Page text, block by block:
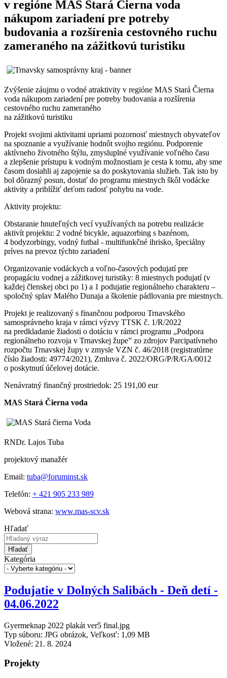
v regióne MAS Stará Čierna voda
nákupom zariadení pre potreby
budovania a rozšírenia cestovného ruchu
zameraného na zážitkovú turistiku
Zvýšenie záujmu o vodné atraktivity v regióne MAS Stará Čierna
voda nákupom zariadení pre potreby budovania a rozšírenia
cestovného ruchu zameraného
na zážitkovú turistiku
Projekt svojimi aktivitami upriami pozornosť miestnych obyvateľov
na spoznanie a využívanie hodnôt svojho regiónu. Podporenie
aktívneho životného štýlu, zmysluplné využívanie voľného času
a zlepšenie prístupu k vodným možnostiam je cesta k tomu, aby sme
časom dosiahli aj zapojenie sa do poskytovania služieb. Tak isto by
bol dôrazný posun, dostať do programu miestnych škôl vodácke
aktivity a priblížiť deťom radosť pohybu na vode.
Aktivity projektu:
Obstaranie hnuteľných vecí využívaných na potrebu realizácie
aktivít projektu: 2 vodné bicykle, aquazorbing s bazénom,
4 bodyzorbingy, vodný futbal - multifunkčné ihrisko, špeciálny
príves na prevoz týchto zariadení
Organizovanie vodáckych a voľno-časových podujatí pre
propagáciu vodnej a zážitkovej turistiky: 8 miestnych podujatí (v
každej členskej obci po 1) a 1 podujatie regionálneho charakteru –
spoločný splav Malého Dunaja a školenie pádlovania pre miestnych.
Projekt je realizovaný s finančnou podporou Trnavského
samosprávneho kraja v rámci výzvy TTSK č. 1/R/2022
na predkladanie žiadosti o dotáciu v rámci programu „Podpora
regionálneho rozvoja v Trnavskej župeˮ zo zdrojov Parcipatívneho
rozpočtu Trnavskej župy v zmysle VZN č. 46/2018 (registratúrne
číslo žiadosti: 49774/2021), Zmluva č. 2022/ORG/P/R/GA/0012
o poskytnutí účelovej dotácie.
Nenávratný finančný prostriedok: 25 191,00 eur
MAS Stará Čierna voda
RNDr. Lajos Tuba
projektový manažér
Email: tuba@foruminst.sk
Telefón: + 421 905 233 989
Webová strana: www.mas-scv.sk
Hľadať
Hľadať
Kategória
Podujatie v Dolných Salibách - Deň detí -
04.06.2022
Gyermeknap 2022 plakát ver5 final.jpg
Typ súboru: JPG obrázok, Veľkosť: 1,09 MB
Vložené: 21. 8. 2024
Projekty